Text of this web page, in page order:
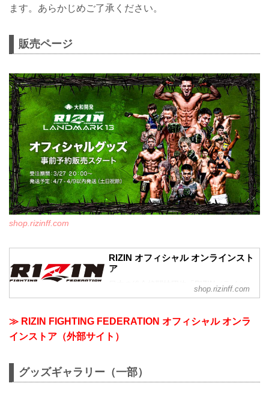
ます。あらかじめご了承ください。
販売ページ
shop.rizinff.com
RIZIN オフィシャル オンラインスト
ア
日本の総合格闘技団体「RIZIN（ライジ
ン）」の公式グッズ販売店。大会やイベ
う。
shop.rizinff.com
≫ RIZIN FIGHTING FEDERATION オフィシャル オンラ
インストア（外部サイト）
グッズギャラリー（一部）